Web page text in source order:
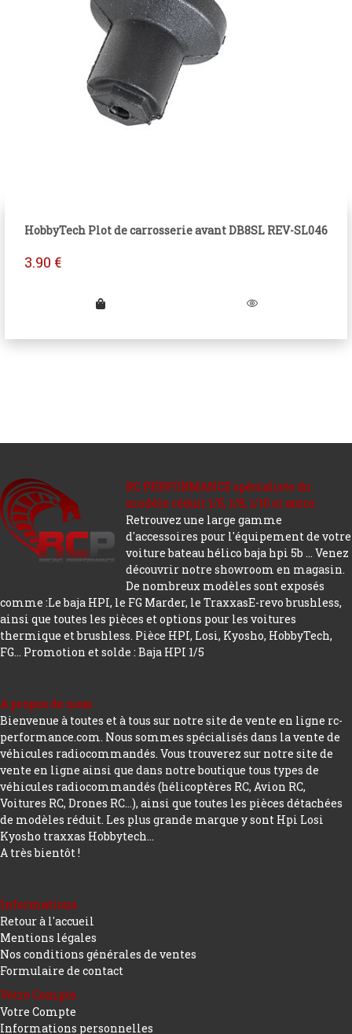
HobbyTech Plot de carrosserie avant DB8SL REV-SL046
3.90 €
RC PERFORMANCE spécialiste du
modèle réduit 1/5, 1/8, 1/10 et autre.
Retrouvez une large gamme
d'accessoires pour l'équipement de votre
voiture bateau hélico baja hpi 5b ... Venez
découvrir notre showroom en magasin.
De nombreux modèles sont exposés
comme :Le baja HPI, le FG Marder, le TraxxasE-revo brushless,
ainsi que toutes les pièces et options pour les voitures
thermique et brushless. Pièce HPI, Losi, Kyosho, HobbyTech,
FG... Promotion et solde : Baja HPI 1/5
A propos de nous
Bienvenue à toutes et à tous sur notre site de vente en ligne rc-
performance.com. Nous sommes spécialisés dans la vente de
véhicules radiocommandés. Vous trouverez sur notre site de
vente en ligne ainsi que dans notre boutique tous types de
véhicules radiocommandés (hélicoptères RC, Avion RC,
Voitures RC, Drones RC…), ainsi que toutes les pièces détachées
de modèles réduit. Les plus grande marque y sont Hpi Losi
Kyosho traxxas Hobbytech...
A très bientôt !
Informations
Retour à l'accueil
Mentions légales
Nos conditions générales de ventes
Formulaire de contact
Votre Compte
Votre Compte
Informations personnelles